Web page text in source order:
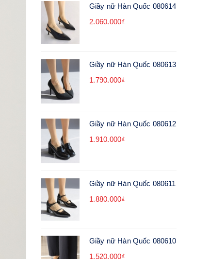
Giầy nữ Hàn Quốc 080614
2.060.000₫
Giầy nữ Hàn Quốc 080613
1.790.000₫
Giầy nữ Hàn Quốc 080612
1.910.000₫
Giầy nữ Hàn Quốc 080611
1.880.000₫
Giầy nữ Hàn Quốc 080610
1.520.000₫